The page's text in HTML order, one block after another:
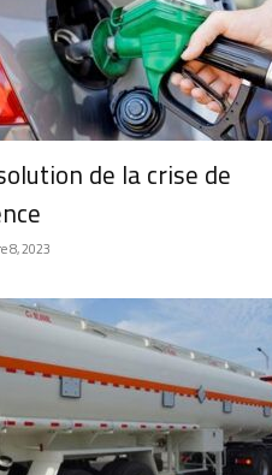
de la crise de
8, 2023